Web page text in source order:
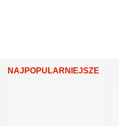
NAJPOPULARNIEJSZE